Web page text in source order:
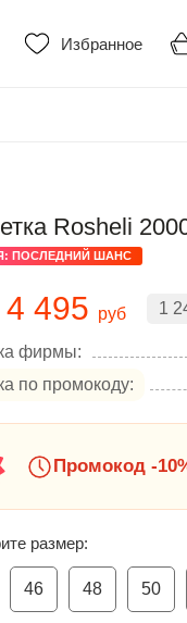
Избранное
Rosheli
ПОСЛЕДНИЙ ШАНС
4 495 руб 1
фирмы:
по промокоду:
Промокод -
размер:
46 48 50